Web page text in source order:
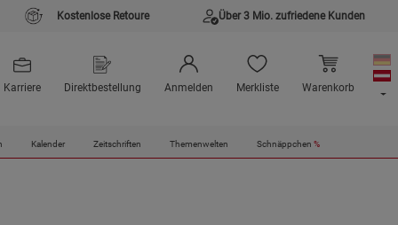
Kostenlose Retoure Über 3 Mio. zufriedene Kunden
Karriere Direktbestellung Anmelden Merkliste Warenkorb
Kalender Zeitschriften Themenwelten Schnäppchen %